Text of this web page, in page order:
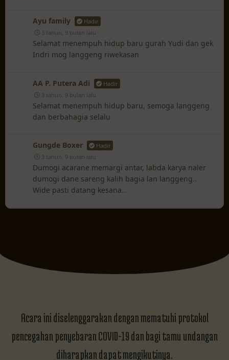
Ayu family
Hadir
3 tahun, 9 bulan lalu
Selamat menempuh hidup baru gurah Yudi dan gek
Indri mog langgeng riwekasan
AA P. Putera Adi
Hadir
3 tahun, 9 bulan lalu
Selamat menempuh hidup baru, semoga langgeng
dan berbahagia selalu
Gungde Boxer
Hadir
3 tahun, 9 bulan lalu
Dumogi acarane memargi antar, labda karya naler
dumogi dane sareng kalih bagia lan langgeng..
Wide pasti datang kesana..
Acara ini diselenggarakan dengan mematuhi protokol
pencegahan penyebaran COVID-19 dan bagi tamu undangan
diharapkan dapat mengikutinya.